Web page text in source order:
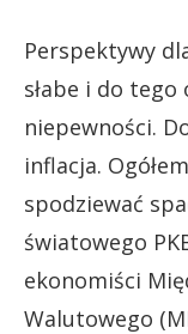
Perspektywy
słabe i do tego
niepewności.
inflacja.
spodziewać
światowego
ekonomiści
Walutowego